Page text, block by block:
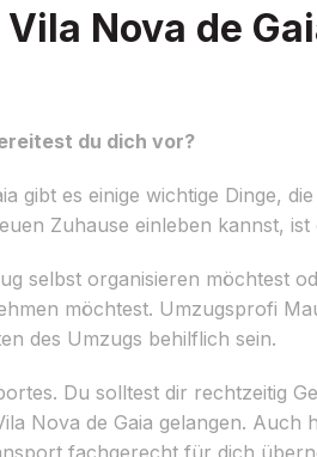
Nova de
du dich vor?
gibt es einige wichtige Dinge,
Zuhause einleben kannst,
selbst organisieren möchtest
möchtest. Umzugsprofi
des Umzugs behilflich sein.
Du solltest dir rechtzeitig
Nova de Gaia gelangen. Auch
fachgerecht für dich